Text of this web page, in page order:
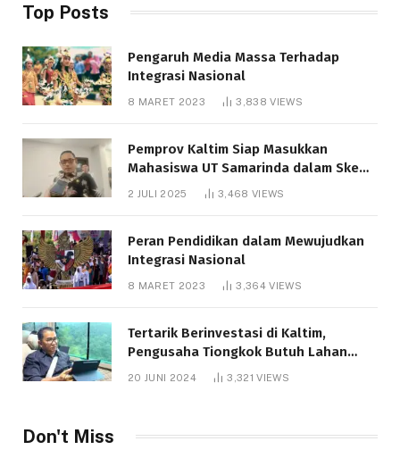
Top Posts
Pengaruh Media Massa Terhadap
Integrasi Nasional
8 MARET 2023 3,838VIEWS
Pemprov Kaltim Siap Masukkan
Mahasiswa UT Samarinda dalam Skema
Bantuan Pendidikan Gratispol
2 JULI 2025 3,468 VIEWS
Peran Pendidikan dalam Mewujudkan
Integrasi Nasional
8 MARET 2023 3,364VIEWS
Tertarik Berinvestasi di Kaltim,
Pengusaha Tiongkok Butuh Lahan
1.000 Hektare
20 JUNI 2024 3,321VIEWS
Don't Miss